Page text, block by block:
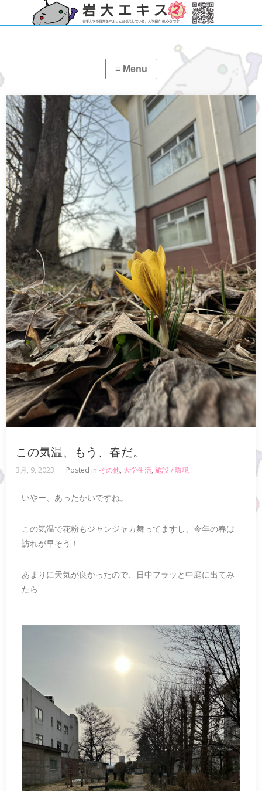
この気温、もう、春だ。
3月, 9, 2023 Posted in その他, 大学生活,施設 / 環境
いやー、あったかいですね。
この気温で花粉もジャンジャカ舞ってますし、今年の春は
訪れが早そう！
あまりに天気が良かったので、日中フラッと中庭に出てみ
たら